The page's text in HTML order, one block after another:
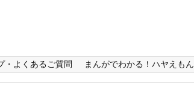
・よくあるご質問 まんがでわかる！ハヤえもん